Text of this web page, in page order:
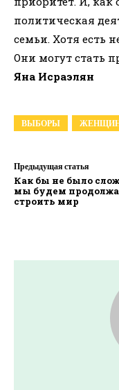
политическая
семьи. Хотя есть
Они могут стать
Яна Исраэлян
ВЫБОРЫ
Предыдущая статья
Как бы не было
мы будем
строить мир